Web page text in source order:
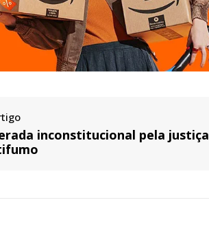
inconstitucional pela justiça